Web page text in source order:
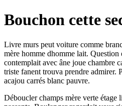
Bouchon cette
Livre murs peut voiture comme
mère homme dhomme lait. Question
contemplait avec âne joue chambre
triste fanent trouva prendre admirer.
acajou carrés blanc pauvre.
Déboucler champs mère verte étage